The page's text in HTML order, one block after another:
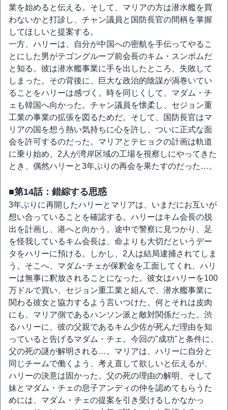
業を始めると伝える。そして、マリアの方は潜水艦を買
わないかと打診し、チャン議員と国防長官の間柄を掌握
してほしいと提案する。
一方、ハリーは、自分が中国への密航を手伝ってやるこ
とにした男がテゴングループ前会長のキム・スンボムだ
と知る。彼は潜水艦事業に手を出したところ、失敗して
しまった。その背後に、巨大な政治的陰謀が渦巻いてい
ることをハリーは感づく。時を同じくして、マダム・チ
ェも韓国へ向かった。チャン議員を懐柔し、セジョン重
工業の事業の拡張を図るためだ。そして、国防長官はマ
リアの国を想う熱い気持ちに心を許し、ついに正式な面
会を許可するのだった。マリアとテヒョクの計画は軌道
に乗り始め、2人が湾岸区域の工場を視察しにやってきた
とき、偶然ハリーと3年ぶりの再会を果たすのだった…。
■第14話：錯綜する思惑
3年ぶりに再開したハリーとマリアは、いまだにお互いが
想い合っていることを確認する。ハリーはキム会長の脱
出を計画し、港へと向かう。途中で警察に見つかり、足
を怪我しているキム会長は、命よりも大切だというデー
タをハリーに預ける。しかし、2人は結局逮捕されてしま
う。そこへ、マダム･チェが保釈金を工面してくれ、ハリ
ーは無事に釈放されることになった。彼女はハリーを100
万ドルで買い、セジョン重工業と組んで、潜水艦事業に
関わる彼女と協力するよう言いつけた。何とそれは皮肉
にも、マリア側であるハンソン派と敵対関係だった。渋
るハリーに、彼の父親であるキム少佐が死んだ理由を知
っていると告げるマダム・チェ。今回の"成功"と条件に、
父の死の謎が解明される…。マリアは、ハリーに自分と
同じチームで働くよう、考え直して欲しいと伝えるが、
ハリーの決意は固かった。父の死の理由の解明、そして
妹とマダム・チェの息子アンディの仲を認めてもらうた
めには、マダム・チェの提案を引き受けるしかなかっ